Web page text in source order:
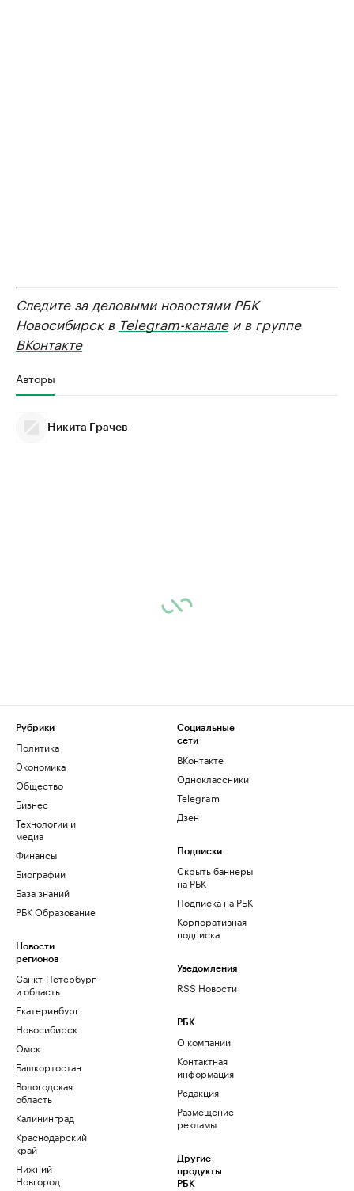
Следите за деловыми новостями РБК
Новосибирск в Telegram-каналеи в группе
ВКонтакте
Авторы
Никита Грачев
Рубрики
Политика
Экономика
Общество
Бизнес
Технологии и
медиа
Финансы
Биографии
База знаний
РБК Образование
Новости
регионов
Санкт-Петербург
и область
Екатеринбург
Новосибирск
Омск
Башкортостан
Вологодская
область
Калининград
Краснодарский
край
Нижний
Новгород
Социальные
сети
ВКонтакте
Одноклассники
Telegram
Дзен
Подписки
Скрыть баннеры
на РБК
Подписка на РБК
Корпоративная
подписка
Уведомления
RSS Новости
РБК
О компании
Контактная
информация
Редакция
Размещение
рекламы
Другие
продукты
РБК